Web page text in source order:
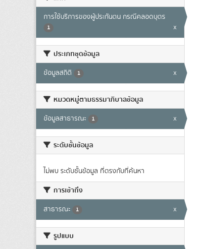
การใช้บริการของผู้ประกันตน กรณีคลอดบุตร
1 x
ประเภทชุดข้อมูล
ข้อมูลสถิติ 1 x
หมวดหมู่ตามธรรมาภิบาลข้อมูล
ข้อมูลสาธารณะ 1 x
ระดับชั้นข้อมูล
ไม่พบ ระดับชั้นข้อมูล ที่ตรงกับที่ค้นหา
การเข้าถึง
สาธารณะ 1 x
รูปแบบ